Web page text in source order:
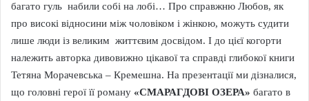
багато гуль набили собі на лобі… Про справжню Любов, як
про високі відносини між чоловіком і жінкою, можуть судити
лише люди із великим життєвим досвідом. І до цієї когорти
належить авторка дивовижно цікавої та справді глибокої книги
Тетяна Морачевська – Кремешна. На презентації ми дізналися,
що головні герої її роману «СМАРАГДОВІ ОЗЕРА» багато в